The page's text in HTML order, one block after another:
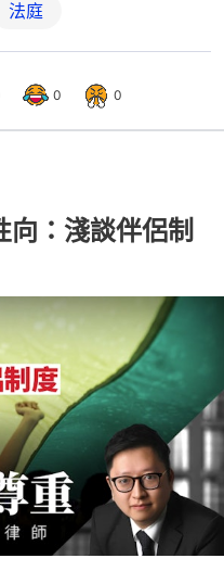
法庭
0 0
向：淺談伴侶制